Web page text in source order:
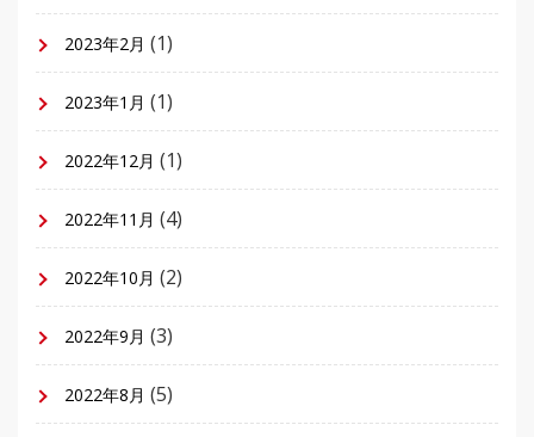
2023年2月 (1)
2023年1月 (1)
2022年12月 (1)
2022年11月 (4)
2022年10月 (2)
2022年9月 (3)
2022年8月 (5)